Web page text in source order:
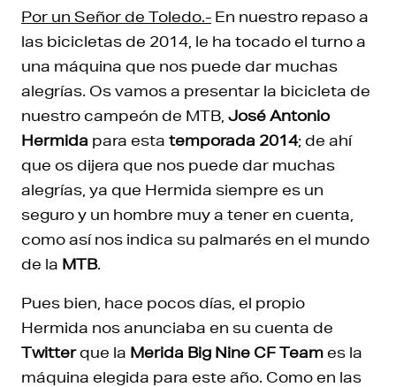
Por un Señor de Toledo.- En nuestro repaso a
las bicicletas de 2014, le ha tocado el turno a
una máquina que nos puede dar muchas
alegrías. Os vamos a presentar la bicicleta de
nuestro campeón de MTB, José Antonio
Hermida para esta temporada 2014; de ahí
que os dijera que nos puede dar muchas
alegrías, ya que Hermida siempre es un
seguro y un hombre muy a tener en cuenta,
como así nos indica su palmarés en el mundo
de la MTB.
Pues bien, hace pocos días, el propio
Hermida nos anunciaba en su cuenta de
Twitterque la Merida Big Nine CF Teames la
máquina elegida para este año. Como en las